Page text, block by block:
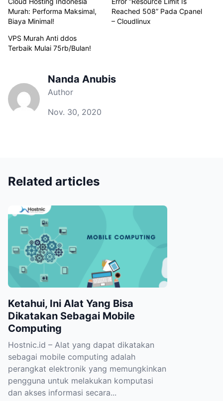
Murah: Performa Maksimal,
Biaya Minimal!
Reached 508” Pada Cpanel
– Cloudlinux
VPS Murah Anti ddos
Terbaik Mulai 75rb/Bulan!
Nanda Anubis
Author
Nov. 30, 2020
Related articles
Ketahui, Ini Alat Yang Bisa
Dikatakan Sebagai Mobile
Computing
Hostnic.id – Alat yang dapat dikatakan
sebagai mobile computing adalah
perangkat elektronik yang memungkinkan
pengguna untuk melakukan komputasi
dan akses informasi secara...